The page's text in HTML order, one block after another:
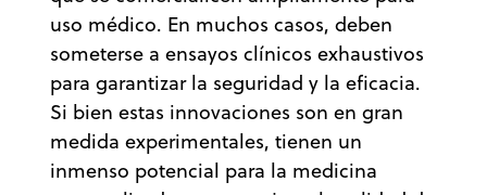
uso médico. En muchos casos, deben
someterse a ensayos clínicos exhaustivos
para garantizar la seguridad y la eficacia.
Si bien estas innovaciones son en gran
medida experimentales, tienen un
inmenso potencial para la medicina